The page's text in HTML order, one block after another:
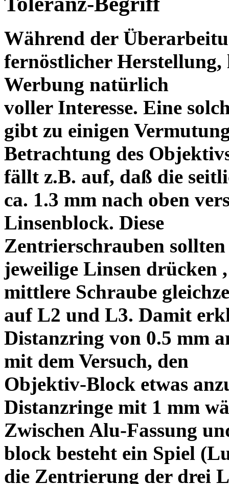
Während der
fernöstlicher Herstellung,
Werbung natürlich
voller Interesse. Eine
gibt zu einigen
Betrachtung des
fällt z.B. auf, daß die
ca. 1.3 mm nach oben
Linsenblock. Diese
Zentrierschrauben
jeweilige Linsen drücken
mittlere Schraube
auf L2 und L3. Damit
Distanzring von 0.5 mm
mit dem Versuch, den
Objektiv-Block etwas
Distanzringe mit 1 mm
Zwischen Alu-Fassung
block besteht ein Spiel
die Zentrierung der drei